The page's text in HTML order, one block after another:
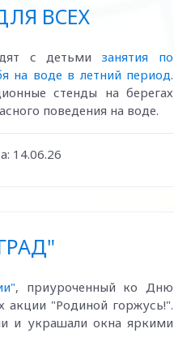
ВСЕХ
с детьмизанятия по
на воде в летний период.
стенды на берегах
поведения на воде.
14.06.26
, приуроченный ко Дню
акции "Родиной горжусь!".
и украшали окна яркими